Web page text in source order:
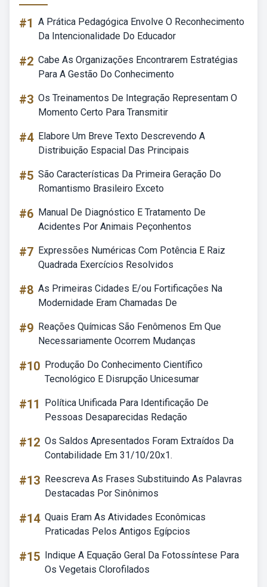
#1 A Prática Pedagógica Envolve O Reconhecimento
Da Intencionalidade Do Educador
#2 Cabe As Organizações Encontrarem Estratégias
Para A Gestão Do Conhecimento
#3 Os Treinamentos De Integração Representam O
Momento Certo Para Transmitir
#4 Elabore Um Breve Texto Descrevendo A
Distribuição Espacial Das Principais
#5 São Características Da Primeira Geração Do
Romantismo Brasileiro Exceto
#6 Manual De Diagnóstico E Tratamento De
Acidentes Por Animais Peçonhentos
#7 Expressões Numéricas Com Potência E Raiz
Quadrada Exercícios Resolvidos
#8 As Primeiras Cidades E/ou Fortificações Na
Modernidade Eram Chamadas De
#9 Reações Químicas São Fenômenos Em Que
Necessariamente Ocorrem Mudanças
#10 Produção Do Conhecimento Científico
Tecnológico E Disrupção Unicesumar
#11
Política Unificada Para Identificação De
Pessoas Desaparecidas Redação
#12 Os Saldos Apresentados Foram Extraídos Da
Contabilidade Em 31/10/20x1.
#13 Reescreva As Frases Substituindo As Palavras
Destacadas Por Sinônimos
#14 Quais Eram As Atividades Econômicas
Praticadas Pelos Antigos Egípcios
#15 Indique A Equação Geral Da Fotossíntese Para
Os Vegetais Clorofilados